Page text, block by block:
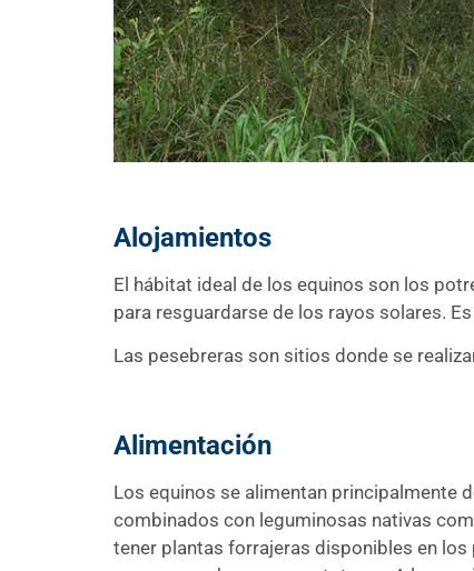
Alojamientos
El hábitat ideal de los equinos son los
para resguardarse de los rayos solares.
Las pesebreras son sitios donde se
Alimentación
Los equinos se alimentan principalmente
combinados con leguminosas nativas
tener plantas forrajeras disponibles en